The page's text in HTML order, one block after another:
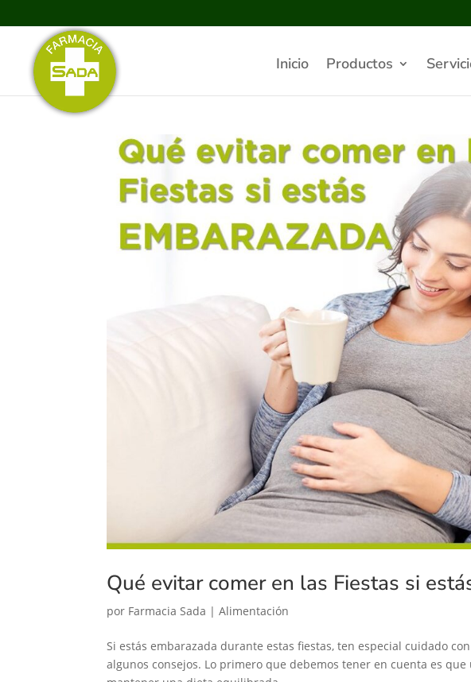
Inicio Productos
Qué evitar comer en las Fiestas si
por Farmacia Sada |Alimentación
Si estás embarazada durante estas fiestas, ten especial cuidado
algunos consejos. Lo primero que debemos tener en cuenta es